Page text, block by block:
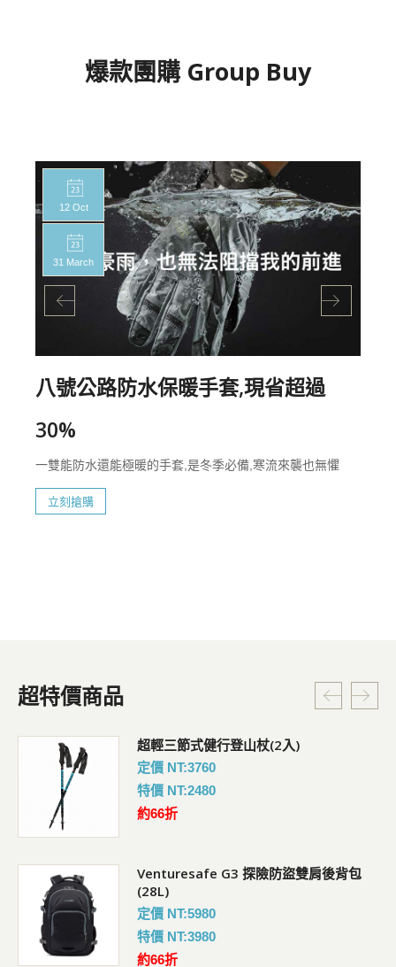
爆款團購 Group Buy
12 Oct
31 March
八號公路防水保暖手套,現省超過
30%
一雙能防水還能極暖的手套,是冬季必備,寒流來襲也無懼
立刻搶購
超特價商品
超輕三節式健行登山杖(2入)
定價 NT:3760
特價 NT:2480
約66折
Venturesafe G3 探險防盜雙肩後背包
(28L)
定價 NT:5980
特價 NT:3980
約66折